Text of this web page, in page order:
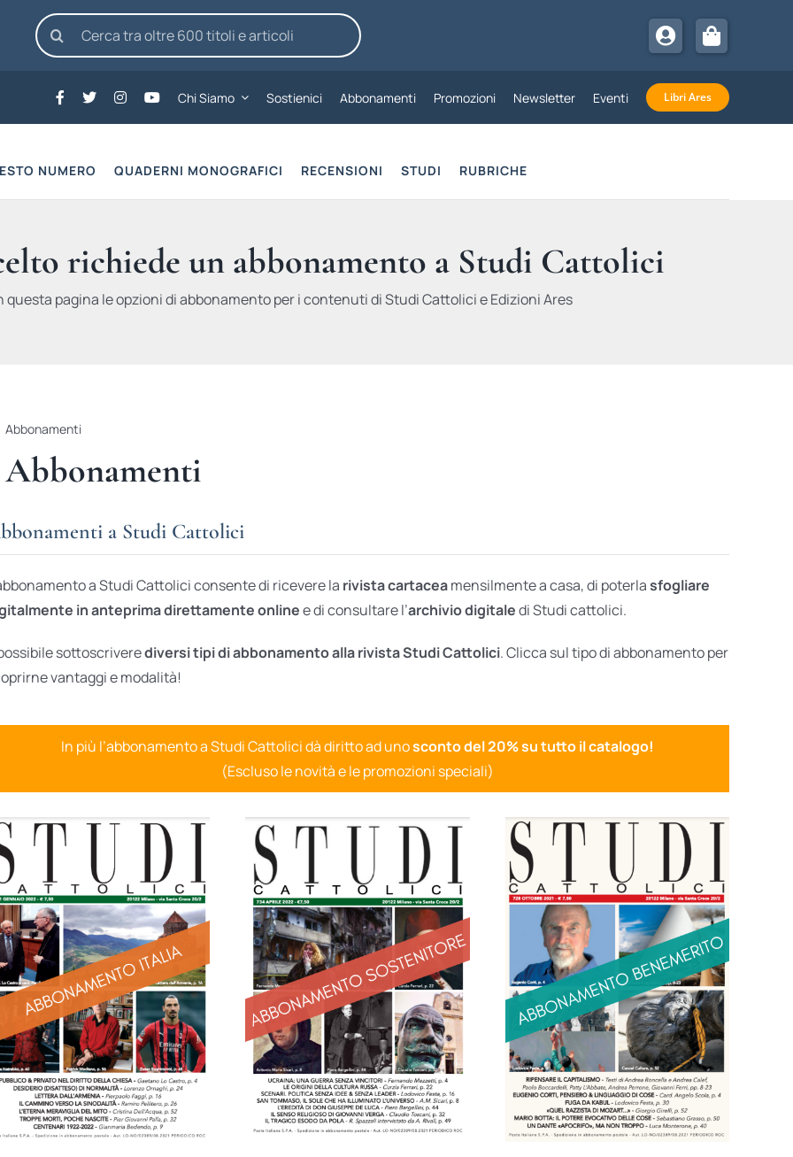
Cerca
per:
Chi Siamo Sostienici Abbonamenti Promozioni Newsletter Eventi Libri Ares
NUMERO QUADERNI MONOGRAFICI RECENSIONI STUDI RUBRICHE
richiede un abbonamento a Studi Cattolici
questa pagina le opzioni di abbonamento per i contenuti di Studi Cattolici e Edizioni Ares
Abbonamenti
Abbonamenti
a Studi Cattolici
a Studi Cattolici consente di ricevere la rivista cartaceamensilmente a casa, di poterlasfogliare
in anteprima direttamente onlinee di consultare l’archivio digitaledi Studi cattolici.
sottoscriverediversi tipi di abbonamento alla rivista Studi Cattolici. Clicca sul tipo di abbonamento per
vantaggi e modalità!
In più l’abbonamento a Studi Cattolici dà diritto ad unosconto del 20% su tutto il catalogo!
(Escluso le novità e le promozioni speciali)